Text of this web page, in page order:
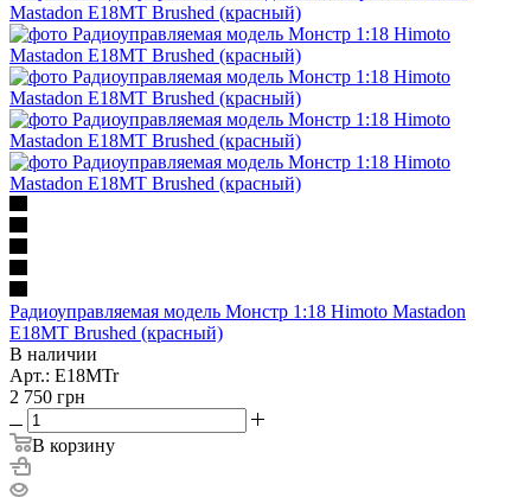
Радиоуправляемая модель Монстр 1:18 Himoto Mastadon
E18MT Brushed (красный)
В наличии
Арт.: E18MTr
2 750 грн
В корзину